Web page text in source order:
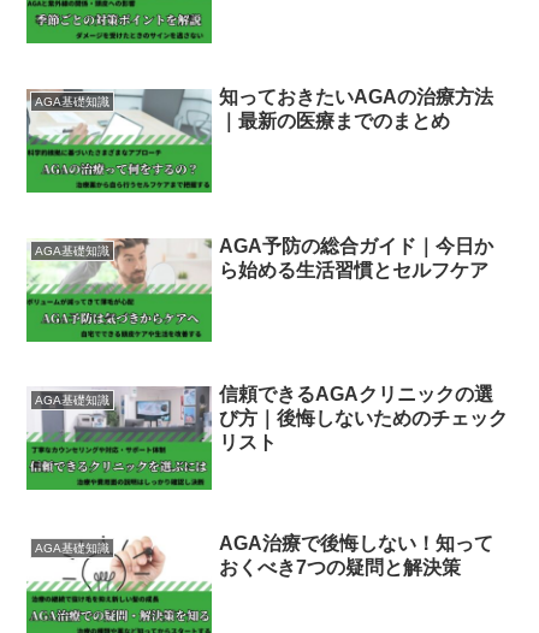
AGA基礎知識
知っておきたいAGAの治療方法
｜最新の医療までのまとめ
AGA基礎知識
AGA予防の総合ガイド｜今日か
ら始める生活習慣とセルフケア
AGA基礎知識
信頼できるAGAクリニックの選
び方｜後悔しないためのチェック
リスト
AGA基礎知識
AGA治療で後悔しない！知って
おくべき7つの疑問と解決策